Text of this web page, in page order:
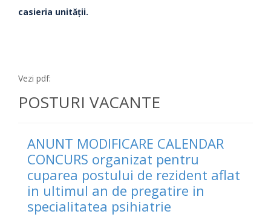
casieria unităţii.
Vezi pdf:
POSTURI VACANTE
ANUNT MODIFICARE CALENDAR
CONCURS organizat pentru
cuparea postului de rezident aflat
in ultimul an de pregatire in
specialitatea psihiatrie